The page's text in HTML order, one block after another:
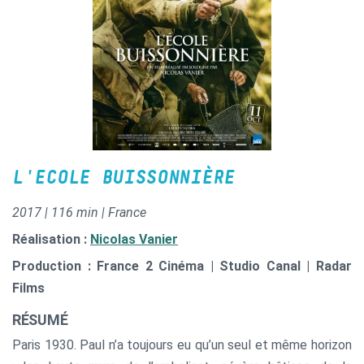
L'ECOLE BUISSONNIÈRE
2017 | 116 min | France
Réalisation : Nicolas Vanier
Production : France 2 Cinéma | Studio Canal | Radar
Films
RÉSUMÉ
Paris 1930. Paul n’a toujours eu qu’un seul et même horizon